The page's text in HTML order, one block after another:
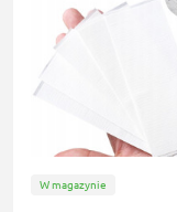
W magazynie